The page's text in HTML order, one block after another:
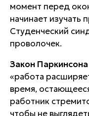
момент перед
начинает изучать
Студенческий
проволочек.
Закон Паркинсона
«работа
время,
работник
чтобы не